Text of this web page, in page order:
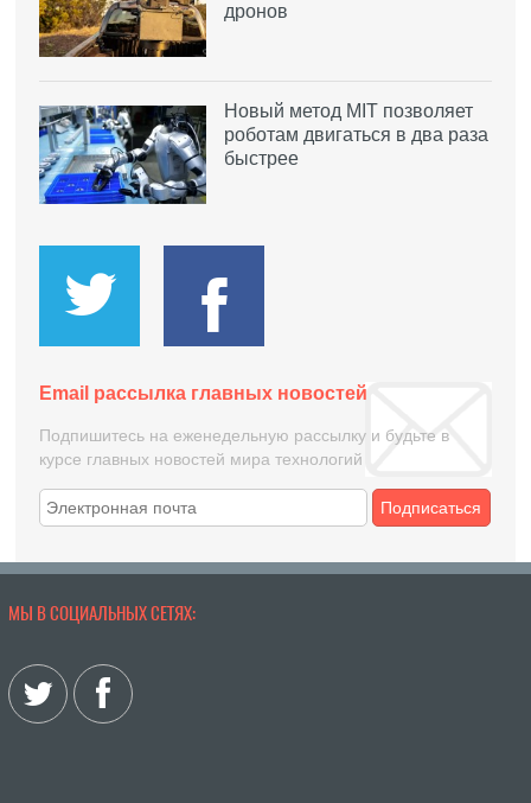
дронов
Новый метод MIT позволяет
роботам двигаться в два раза
быстрее
Email рассылка главных новостей
Подпишитесь на еженедельную рассылку и будьте в
курсе главных новостей мира технологий
Подписаться
МЫ В СОЦИАЛЬНЫХ СЕТЯХ: